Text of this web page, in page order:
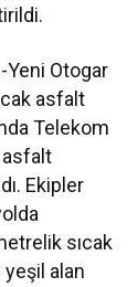
Otogar
asfalt
Telekom
asfalt
Ekipler
sıcak
yeşil alan